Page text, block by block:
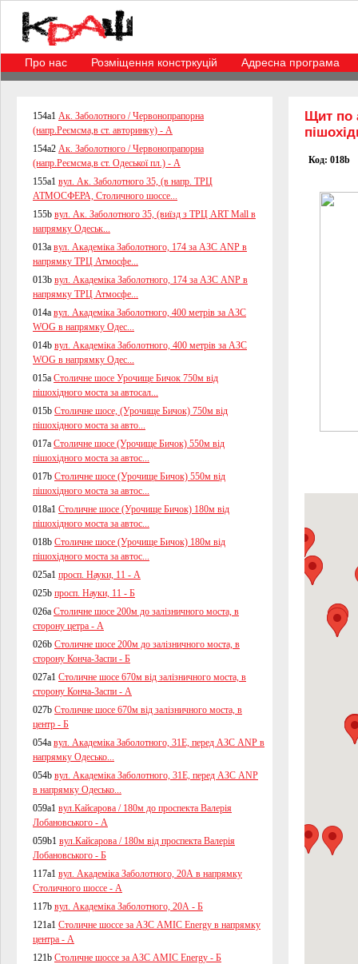
Про нас Розміщення констркуцій Адресна програма
154a1 Ак. Заболотного / Червонопрапорна
(напр.Реємсма,в ст. авторинку) - А
154a2 Ак. Заболотного / Червонопрапорна
(напр.Реємсма,в ст. Одеської пл.) - А
155a1 вул. Ак. Заболотного 35, (в напр. ТРЦ
АТМОСФЕРА, Столичного шоссе...
155b вул. Ак. Заболотного 35, (виїзд з ТРЦ ART Mall в
напрямку Одеськ...
013a вул. Академіка Заболотного, 174 за АЗС ANP в
напрямку ТРЦ Атмосфе...
013b вул. Академіка Заболотного, 174 за АЗС ANP в
напрямку ТРЦ Атмосфе...
014a вул. Академіка Заболотного, 400 метрів за АЗС
WOG в напрямку Одес...
014b вул. Академіка Заболотного, 400 метрів за АЗС
WOG в напрямку Одес...
015a Столичне шосе Урочище Бичок 750м від
пішохідного моста за автосал...
015b Столичне шосе, (Урочище Бичок) 750м від
пішохідного моста за авто...
017a Столичне шосе (Урочище Бичок) 550м від
пішохідного моста за автос...
017b Столичне шосе (Урочище Бичок) 550м від
пішохідного моста за автос...
018a1 Столичне шосе (Урочище Бичок) 180м від
пішохідного моста за автос...
018b Столичне шосе (Урочище Бичок) 180м від
пішохідного моста за автос...
025a1 просп. Науки, 11 - А
025b просп. Науки, 11 - Б
026a Столичне шосе 200м до залізничного моста, в
сторону цетра - А
026b Столичне шосе 200м до залізничного моста, в
сторону Конча-Заспи - Б
027a1 Столичне шосе 670м від залізничного моста, в
сторону Конча-Заспи - А
027b Столичне шосе 670м від залізничного моста, в
центр - Б
054a вул. Академіка Заболотного, 31Е, перед АЗС ANP в
напрямку Одесько...
054b вул. Академіка Заболотного, 31Е, перед АЗС ANP
в напрямку Одесько...
059a1 вул.Кайсарова / 180м до проспекта Валерія
Лобановського - А
059b1 вул.Кайсарова / 180м від проспекта Валерія
Лобановського - Б
117a1 вул. Академіка Заболотного, 20А в напрямку
Столичного шоссе - А
117b вул. Академіка Заболотного, 20А - Б
121a1 Столичне шоссе за АЗС AMIC Energy в напрямку
центра - А
121b Столичне шоссе за АЗС AMIC Energy - Б
Щит по
Код: 018b